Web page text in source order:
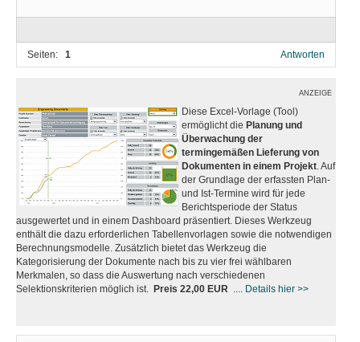
Seiten: 1 Antworten
ANZEIGE
Diese Excel-Vorlage (Tool)
ermöglicht die Planung und
Überwachung der
termingemäßen Lieferung von
Dokumenten in einem Projekt . Auf
der Grundlage der erfassten Plan-
und Ist-Termine wird für jede
Berichtsperiode der Status
ausgewertet und in einem Dashboard präsentiert. Dieses Werkzeug
enthält die dazu erforderlichen Tabellenvorlagen sowie die notwendigen
Berechnungsmodelle. Zusätzlich bietet das Werkzeug die
Kategorisierung der Dokumente nach bis zu vier frei wählbaren
Merkmalen, so dass die Auswertung nach verschiedenen
Selektionskriterien möglich ist. Preis 22,00 EUR Details hier >>